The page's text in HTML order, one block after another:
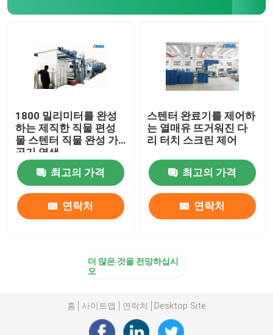
1800 밀리미터를 완성
하는 제직한 직물 편성
물 스텐터 직물 완성 가
공기 염색
최고의 가격
연락처
스텐터 완료기를 제어하
는 열매유 뜨거워진 다
리 터치 스크린 제어
최고의 가격
연락처
더 많은 것을 전망하십시
오
홈 사이트맵 연락처 Desktop Site